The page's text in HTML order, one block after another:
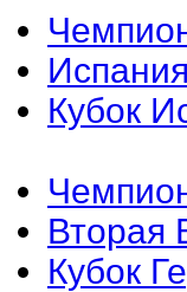
Кубок
Вторая
Кубок